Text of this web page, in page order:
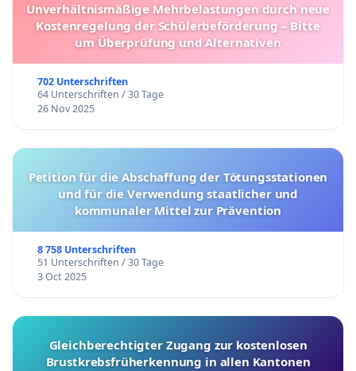
Unverhältnismäßige Mehrbelastungen durch neue
Kostenregelung der Schülerbeförderung – Bitte
um Überprüfung und Alternativen
702 Unterschriften
64 Unterschriften / 30 Tage
26 Nov 2025
Petition für die Abschaffung der Tötungsstationen
und für die Verwendung staatlicher und
kommunaler Mittel zur Prävention
8 758 Unterschriften
51 Unterschriften / 30 Tage
3 Oct 2025
Gleichberechtigter Zugang zur kostenlosen
Brustkrebsfrüherkennung in allen Kantonen